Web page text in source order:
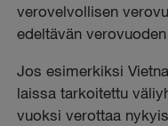
verovelvollisen
edeltävän
Jos esimerkiksi
laissa tarkoitettu
vuoksi verottaa